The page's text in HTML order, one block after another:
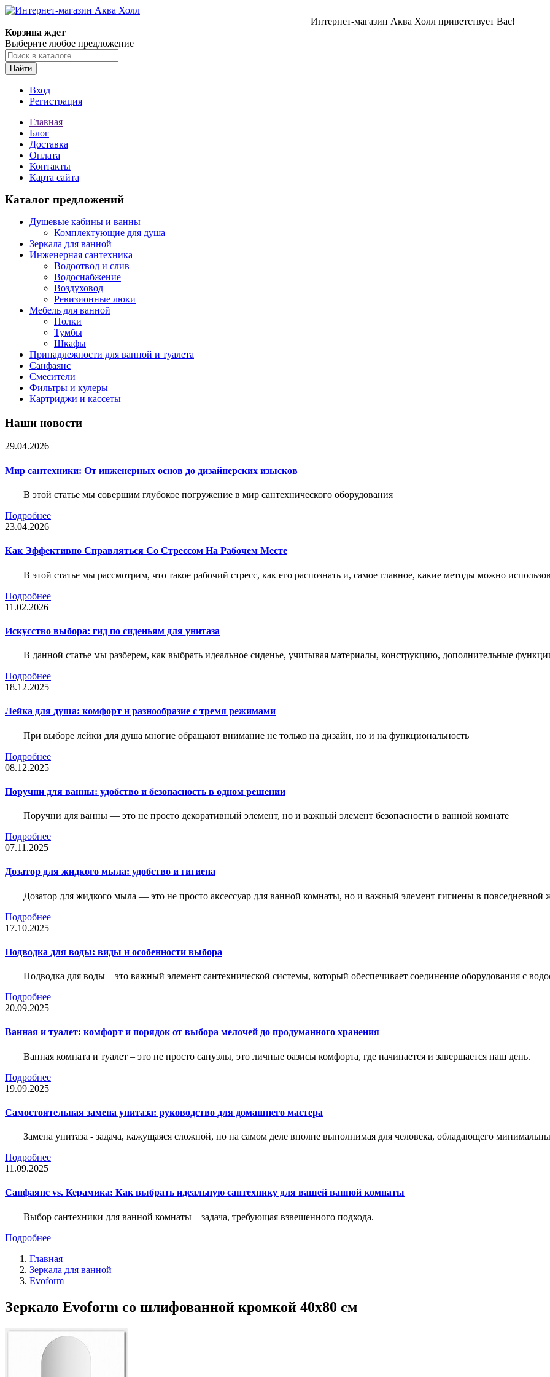
Интернет-магазин Аква Холл приветствует Вас!
Корзина ждет
Выберите любое предложение
Найти
Вход
Регистрация
Главная
Блог
Доставка
Оплата
Контакты
Карта сайта
Каталог предложений
Душевые кабины и ванны
Комплектующие для душа
Зеркала для ванной
Инженерная сантехника
Водоотвод и слив
Водоснабжение
Воздуховод
Ревизионные люки
Мебель для ванной
Полки
Тумбы
Шкафы
Принадлежности для ванной и туалета
Санфаянс
Смесители
Фильтры и кулеры
Картриджи и кассеты
Наши новости
29.04.2026
Мир сантехники: От инженерных основ до дизайнерских изысков
В этой статье мы совершим глубокое погружение в мир сантехнического оборудования
Подробнее
23.04.2026
Как Эффективно Справляться Со Стрессом На Рабочем Месте
В этой статье мы рассмотрим, что такое рабочий стресс, как его распознать и, самое главное, какие методы можно
Подробнее
11.02.2026
Искусство выбора: гид по сиденьям для унитаза
В данной статье мы разберем, как выбрать идеальное сиденье, учитывая материалы, конструкцию, дополнительные
Подробнее
18.12.2025
Лейка для душа: комфорт и разнообразие с тремя режимами
При выборе лейки для душа многие обращают внимание не только на дизайн, но и на функциональность
Подробнее
08.12.2025
Поручни для ванны: удобство и безопасность в одном решении
Поручни для ванны — это не просто декоративный элемент, но и важный элемент безопасности в ванной комнате
Подробнее
07.11.2025
Дозатор для жидкого мыла: удобство и гигиена
Дозатор для жидкого мыла — это не просто аксессуар для ванной комнаты, но и важный элемент гигиены в повседневной
Подробнее
17.10.2025
Подводка для воды: виды и особенности выбора
Подводка для воды – это важный элемент сантехнической системы, который обеспечивает соединение оборудования с
Подробнее
20.09.2025
Ванная и туалет: комфорт и порядок от выбора мелочей до продуманного хранения
Ванная комната и туалет – это не просто санузлы, это личные оазисы комфорта, где начинается и завершается наш день.
Подробнее
19.09.2025
Самостоятельная замена унитаза: руководство для домашнего мастера
Замена унитаза - задача, кажущаяся сложной, но на самом деле вполне выполнимая для человека, обладающего
Подробнее
11.09.2025
Санфаянс vs. Керамика: Как выбрать идеальную сантехнику для вашей ванной комнаты
Выбор сантехники для ванной комнаты – задача, требующая взвешенного подхода.
Подробнее
Главная
Зеркала для ванной
Evoform
Зеркало Evoform со шлифованной кромкой 40х80 см